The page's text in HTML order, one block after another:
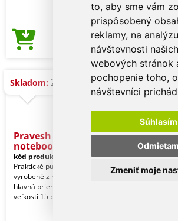
to, aby sme vám
prispôsobený
reklamy, na analýzu
návštevnosti našich
webových stránok
pochopenie toho,
návštevníci
Súhlasím
Odmietam
Zmeniť moje
Skladom: 2.500 ks
Pravesh - Puzdro na
notebook
kód produktu:
21920001000
Praktické puzdro na notebook
vyrobené z mäkkej PU. Polstrovaná
hlavná priehradka pre notebook do
veľkosti 15 palcov so z